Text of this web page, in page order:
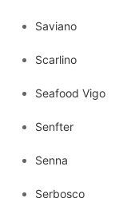
Saviano
Scarlino
Seafood Vigo
Senfter
Senna
Serbosco